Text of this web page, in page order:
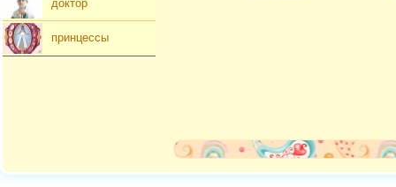
доктор
принцессы